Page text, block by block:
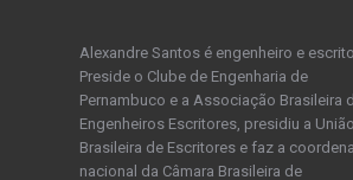
Alexandre Santos é engenheiro e
Preside o Clube de Engenharia de
Pernambuco e a Associação Brasileira
Engenheiros Escritores, presidiu a União
Brasileira de Escritores e faz a
nacional da Câmara Brasileira de